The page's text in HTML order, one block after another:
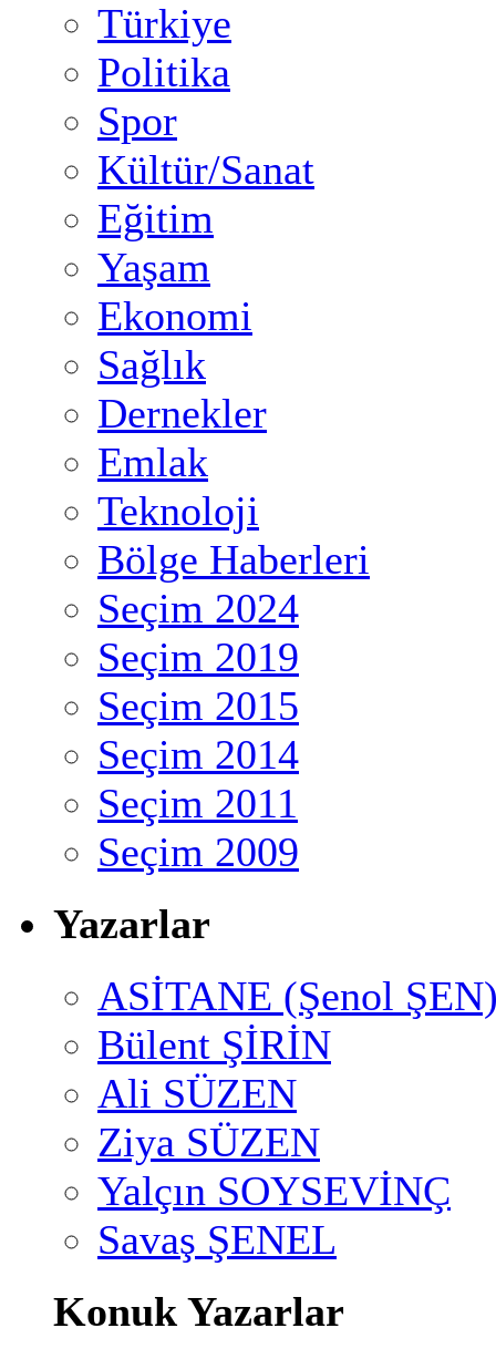
Türkiye
Politika
Spor
Kültür/Sanat
Eğitim
Yaşam
Ekonomi
Sağlık
Dernekler
Emlak
Teknoloji
Bölge Haberleri
Seçim 2024
Seçim 2019
Seçim 2015
Seçim 2014
Seçim 2011
Seçim 2009
Yazarlar
ASİTANE (Şenol
Bülent ŞİRİN
Ali SÜZEN
Ziya SÜZEN
Yalçın SOYSEVİNÇ
Savaş ŞENEL
Konuk Yazarlar